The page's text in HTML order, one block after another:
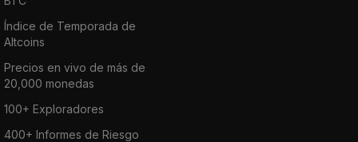
Índice de Temporada de
Altcoins
Precios en vivo de más de
20,000 monedas
100+ Exploradores
400+ Informes de Riesgo